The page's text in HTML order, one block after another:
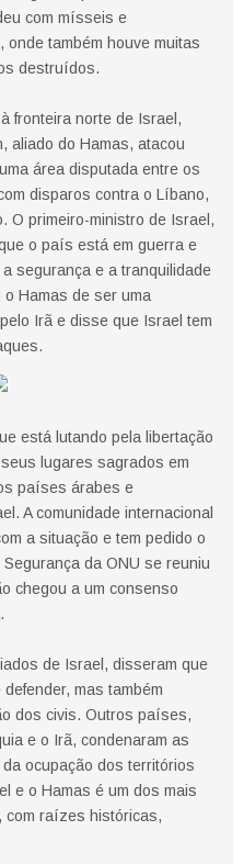
com mísseis e
onde também houve muitas
destruídos.
fronteira norte de Israel,
aliado do Hamas, atacou
área disputada entre os
disparos contra o Líbano,
O primeiro-ministro de Israel,
o país está em guerra e
segurança e a tranquilidade
Hamas de ser uma
Irã e disse que Israel tem
está lutando pela libertação
lugares sagrados em
países árabes e
A comunidade internacional
a situação e tem pedido o
da ONU se reuniu
chegou a um consenso
de Israel, disseram que
mas também
dos civis. Outros países,
e o Irã, condenaram as
ocupação dos territórios
e o Hamas é um dos mais
com raízes históricas,